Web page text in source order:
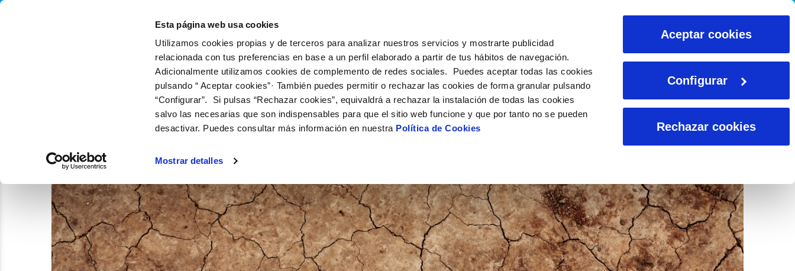
Esta página web usa cookies
Utilizamos cookies propias y de terceros para analizar nuestros servicios y mostrarte publicidad
relacionada con tus preferencias en base a un perfil elaborado a partir de tus hábitos de navegación.
Adicionalmente utilizamos cookies de complemento de redes sociales. Puedes aceptar todas las cookies
pulsando “ Aceptar cookies”· También puedes permitir o rechazar las cookies de forma granular pulsando
“Configurar”. Si pulsas “Rechazar cookies”, equivaldrá a rechazar la instalación de todas las cookies
salvo las necesarias que son indispensables para que el sitio web funcione y que por tanto no se pueden
desactivar. Puedes consultar más información en nuestra Política de Cookies
Mostrar detalles
Aceptar cookies
Configurar
Rechazar cookies
QUIÉNES SOMOS QUÉ HACEMOS